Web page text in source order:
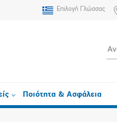
Επιλογή Γλώσσας
Ποιότητα & Ασφάλεια